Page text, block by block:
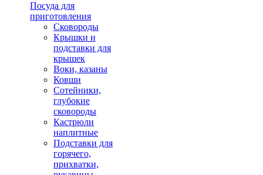
Посуда для
приготовления
Сковороды
Крышки и
подставки для
крышек
Воки, казаны
Ковши
Сотейники,
глубокие
сковороды
Кастрюли
наплитные
Подставки для
горячего,
прихватки,